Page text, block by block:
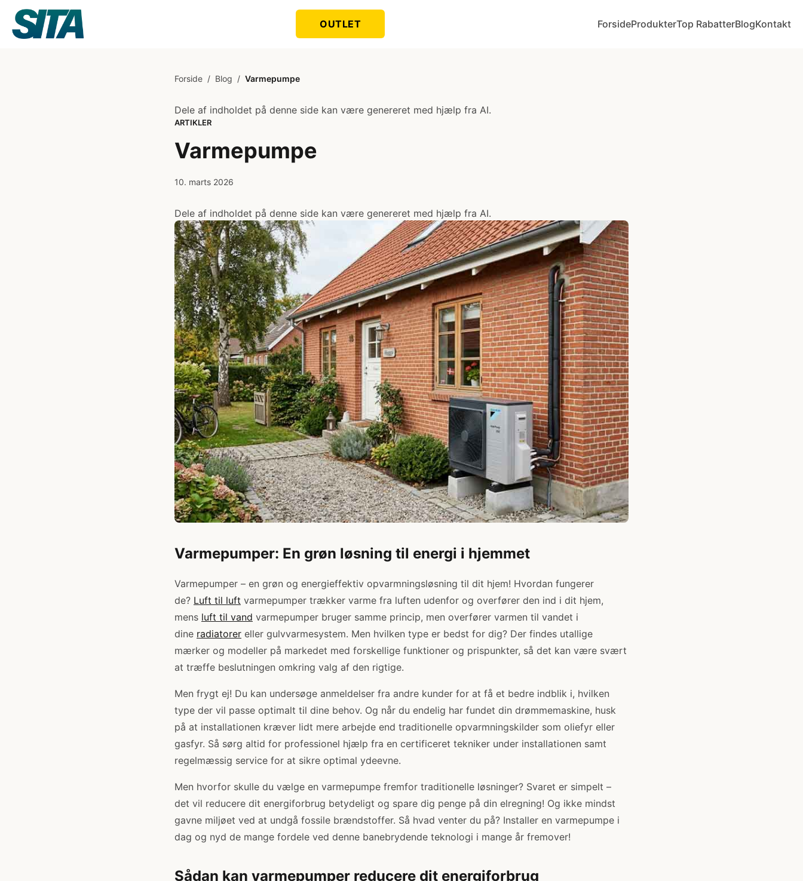
OUTLET ForsideProdukterTop RabatterBlogKontakt
Forside / Blog / Varmepumpe
Dele af indholdet på denne side kan være genereret med hjælp fra AI.
ARTIKLER
Varmepumpe
10. marts 2026
Dele af indholdet på denne side kan være genereret med hjælp fra AI.
Varmepumper: En grøn løsning til energi i hjemmet
Varmepumper – en grøn og energieffektiv opvarmningsløsning til dit hjem! Hvordan fungerer
de? Luft til luft varmepumper trækker varme fra luften udenfor og overfører den ind i dit hjem,
mens luft til vand varmepumper bruger samme princip, men overfører varmen til vandet i
dine radiatorer eller gulvvarmesystem. Men hvilken type er bedst for dig? Der findes utallige
mærker og modeller på markedet med forskellige funktioner og prispunkter, så det kan være svært
at træffe beslutningen omkring valg af den rigtige.
Men frygt ej! Du kan undersøge anmeldelser fra andre kunder for at få et bedre indblik i, hvilken
type der vil passe optimalt til dine behov. Og når du endelig har fundet din drømmemaskine, husk
på at installationen kræver lidt mere arbejde end traditionelle opvarmningskilder som oliefyr eller
gasfyr. Så sørg altid for professionel hjælp fra en certificeret tekniker under installationen samt
regelmæssig service for at sikre optimal ydeevne.
Men hvorfor skulle du vælge en varmepumpe fremfor traditionelle løsninger? Svaret er simpelt –
det vil reducere dit energiforbrug betydeligt og spare dig penge på din elregning! Og ikke mindst
gavne miljøet ved at undgå fossile brændstoffer. Så hvad venter du på? Installer en varmepumpe i
dag og nyd de mange fordele ved denne banebrydende teknologi i mange år fremover!
Sådan kan varmepumper reducere dit energiforbrug